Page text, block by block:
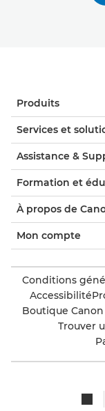
Produits
Services et
Assistance &
Formation et
À propos de
Mon compte
Conditions
Accessibilité
Boutique
Trouver